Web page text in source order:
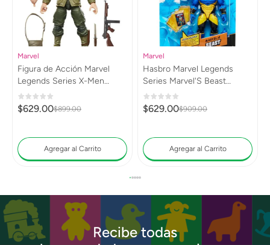
Marvel
Figura de Acción Marvel
Legends Series X-Men
Wolverine (WWII Logan)
G0820
$629.00$899.00
Agregar al Carrito
Marvel
Hasbro Marvel Legends
Series Marvel'S Beast
G0813
$629.00$909.00
Agregar al Carrito
Recibe todas